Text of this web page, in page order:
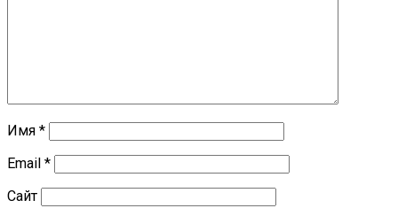
Имя *
Email *
Сайт